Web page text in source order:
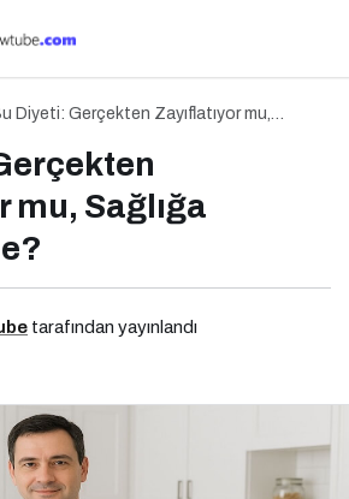
Diyeti: Gerçekten Zayıflatıyor mu,
mu, Sağlığa
tarafından yayınlandı
Saplantı Bir Sevgi İhtiyacıdır